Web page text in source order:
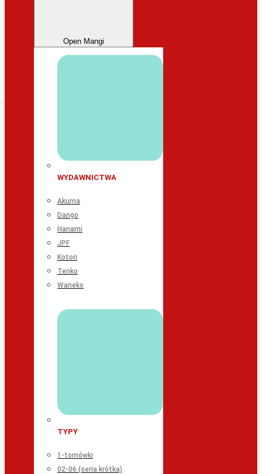
Open Mangi
WYDAWNICTWA
Akuma
Dango
Hanami
JPF
Kotori
Tenko
Waneko
TYPY
1-tomówki
02-06 (seria krótka)